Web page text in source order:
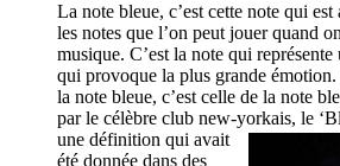
La note bleue, c’est cette note qui est
les notes que l’on peut jouer quand
musique. C’est la note qui représente
qui provoque la plus grande émotion.
la note bleue, c’est celle de la note
par le célèbre club new-yorkais, le
une définition qui avait
été donnée dans des